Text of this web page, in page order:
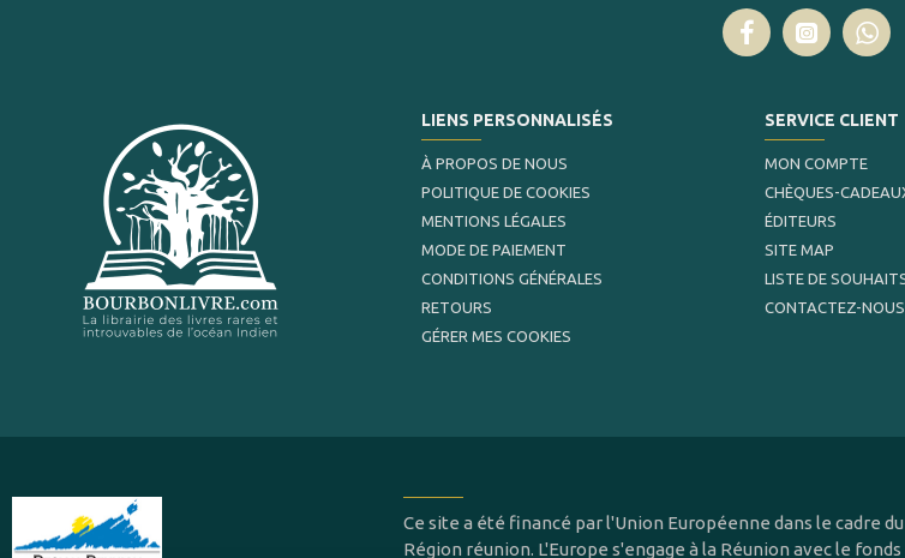
LIENS PERSONNALISÉS
À PROPOS DE NOUS
POLITIQUE DE COOKIES
MENTIONS LÉGALES
MODE DE PAIEMENT
CONDITIONS GÉNÉRALES
RETOURS
GÉRER MES COOKIES
SERVICE CLIENT
MON COMPTE
CHÈQUES-
ÉDITEURS
SITE MAP
LISTE DE
CONTACTEZ-NOUS
Ce site a été financé par l'Union Européenne dans le cadre
Région réunion. L'Europe s'engage à la Réunion avec le fonds